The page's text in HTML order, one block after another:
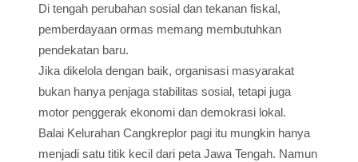
Di tengah perubahan sosial dan tekanan fiskal,
pemberdayaan ormas memang membutuhkan
pendekatan baru.
Jika dikelola dengan baik, organisasi masyarakat
bukan hanya penjaga stabilitas sosial, tetapi juga
motor penggerak ekonomi dan demokrasi lokal.
Balai Kelurahan Cangkreplor pagi itu mungkin hanya
menjadi satu titik kecil dari peta Jawa Tengah. Namun